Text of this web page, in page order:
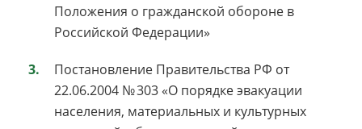
Положения о гражданской обороне в
Российской Федерации»
Постановление Правительства РФ от
22.06.2004 № 303 «О порядке эвакуации
населения, материальных и культурных